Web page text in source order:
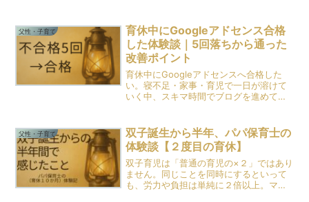
伝っても喜ばれない！」「全部怒られて
しまう…！」※参考データ...
父性・子育て
育休中にGoogleアドセンス合格
した体験談｜5回落ちから通った
改善ポイント
育休中にGoogleアドセンスへ合格した
い。寝不足・家事・育児で一日が溶けて
いく中、スキマ時間でブログを進めてい
諦めた方がいいのかな…」私も何度もそ
う思いました。実際、...
父性・子育て
双子誕生から半年、パパ保育士の
体験談【２度目の育休】
双子育児は「普通の育児の×２」ではあり
ません。同じことを同時にするといって
も、労力や負担は単純に２倍以上。ママ